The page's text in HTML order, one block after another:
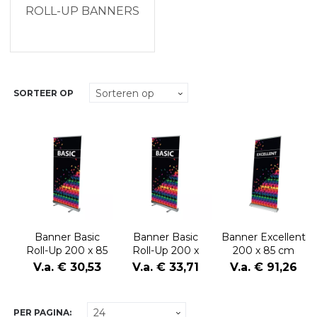
ROLL-UP BANNERS
SORTEER OP
Banner Basic
Roll-Up 200 x 85
cm
V.a. € 30,53
Banner Basic
Roll-Up 200 x
100 cm
V.a. € 33,71
Banner Excellent
200 x 85 cm
V.a. € 91,26
PER PAGINA: